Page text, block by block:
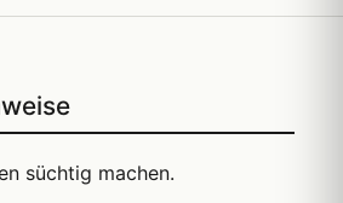
süchtig machen.